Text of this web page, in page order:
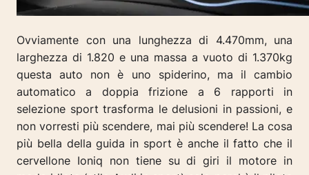
Ovviamente con una lunghezza di 4.470mm, una
larghezza di 1.820 e una massa a vuoto di 1.370kg
questa auto non è uno spiderino, ma il cambio
automatico a doppia frizione a 6 rapporti in
selezione sport trasforma le delusioni in passioni, e
non vorresti più scendere, mai più scendere! La cosa
più bella della guida in sport è anche il fatto che il
cervellone Ioniq non tiene su di giri il motore in